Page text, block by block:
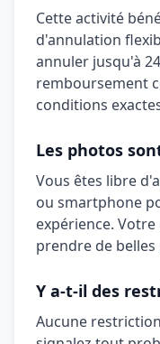
Cette activité
d'annulation
annuler jusqu'à
remboursement
conditions
Les photos
Vous êtes libre
ou smartphone
expérience.
prendre de
Y a-t-il des
Aucune